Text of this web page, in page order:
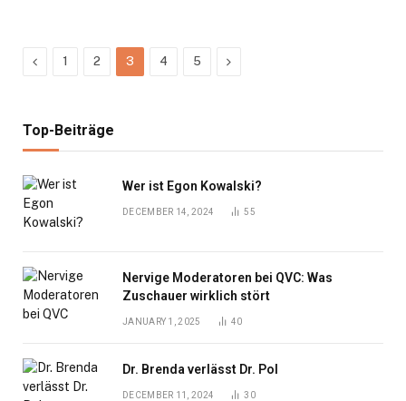
Previous
1 2 3 4 5 Next
Top-Beiträge
Wer ist Egon Kowalski?
DECEMBER 14, 2024 55
Nervige Moderatoren bei QVC: Was
Zuschauer wirklich stört
JANUARY 1, 2025 40
Dr. Brenda verlässt Dr. Pol
DECEMBER 11, 2024 30